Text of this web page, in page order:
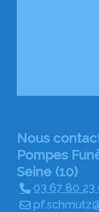
Nous
Pompes
Seine (10)
03 67 80 23